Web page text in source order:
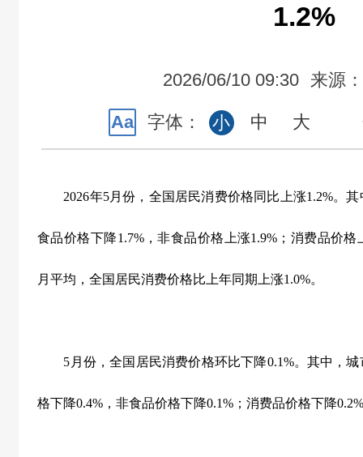
1.2%
2026/06/10 09:30 来源
Aa 字体： 小 中 大
2026年5月份，全国居民消费价格同比上涨1.2%。
食品价格下降1.7%，非食品价格上涨1.9% ；消费品价格
月平均，全国居民消费价格比上年同期上涨1.0%。
5 月份，全国居民消费价格环比下降0.1%。其中，城
格下降0.4% ，非食品价格下降0.1% ；消费品价格下降0.2%